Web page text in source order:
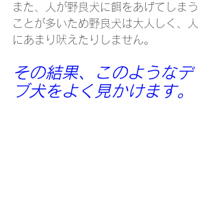
また、人が野良犬に餌をあげてしまう
ことが多いため野良犬は大人しく、人
にあまり吠えたりしません。
その結果、このようなデ
ブ犬をよく見かけます。